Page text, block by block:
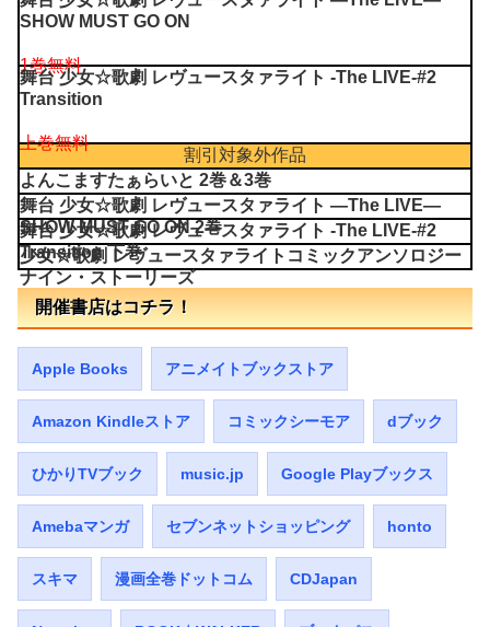
SHOW MUST GO ON
1巻無料
舞台 少女☆歌劇 レヴュースタァライト -The LIVE-#2
Transition
上巻無料
割引対象外作品
よんこますたぁらいと 2巻＆3巻
舞台 少女☆歌劇 レヴュースタァライト ―The LIVE―
SHOW MUST GO ON 2巻
舞台 少女☆歌劇 レヴュースタァライト -The LIVE-#2
Transition 下巻
少女☆歌劇 レヴュースタァライトコミックアンソロジー
ナイン・ストーリーズ
開催書店はコチラ！
Apple Books アニメイトブックストア
Amazon Kindleストア コミックシーモア dブック
ひかりTVブック music.jp Google Playブックス
Amebaマンガ セブンネットショッピング honto
スキマ 漫画全巻ドットコム CDJapan